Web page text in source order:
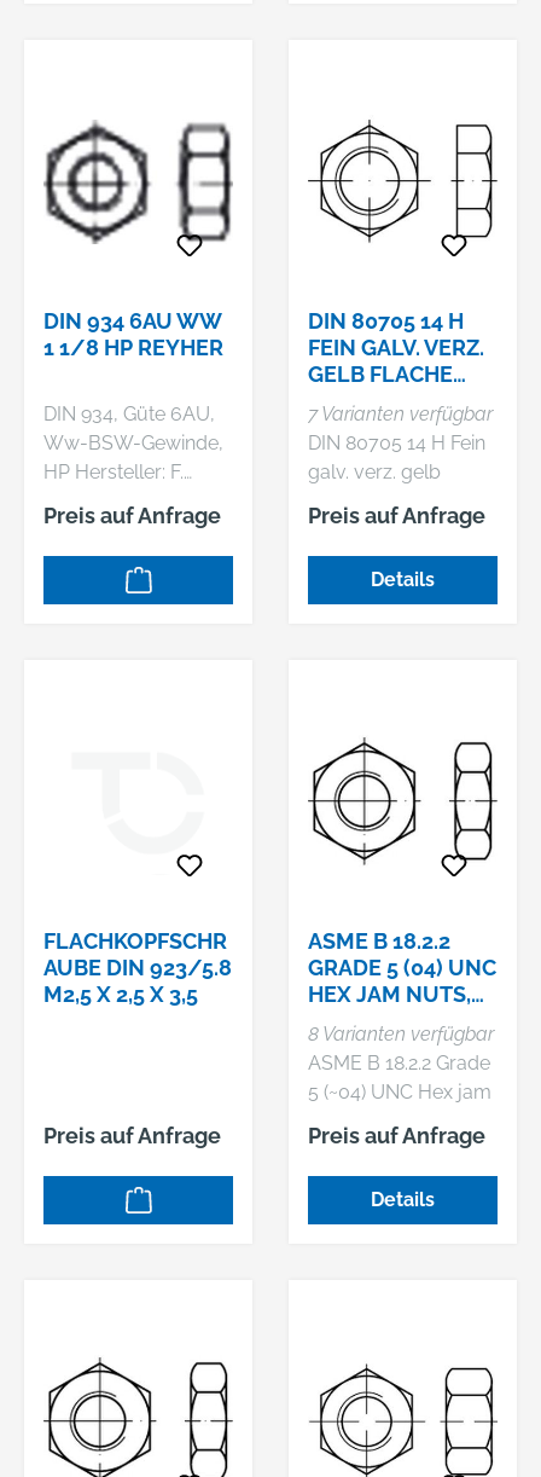
45 VE=S (100 Stück)
nichtmetallischem
Einsatz Abmessung:
M 8 VE=S (100 Stück)
DIN 934 6AU WW
1 1/8 HP REYHER
DIN 934, Güte 6AU,
Ww-BSW-Gewinde,
HP Hersteller: F.
REYHER Nchfg.
GmbH & Co. KG,
Haferweg 1, 22769
Hamburg, DE,
1/8 VE=S (10 Stück)
Preis auf Anfrage
DIN 80705 14 H
FEIN GALV. VERZ.
GELB FLACHE
MUTTERN MIT
KLEINEN SW, MIT
METRISCH
7 Varianten verfügbar
DIN 80705 14 H Fein
galv. verz. gelb
Flache Muttern mit
kleinen SW, mit
metrischem
Feingewinde
Preis auf Anfrage
Details
FLACHKOPFSCHR
AUBE DIN 923/5.8
M2,5 X 2,5 X 3,5
Preis auf Anfrage
ASME B 18.2.2
GRADE 5 (04) UNC
HEX JAM NUTS,
NIEDRIGE
SECHSKANTMU.
MIT UNC-GEWI
8 Varianten verfügbar
ASME B 18.2.2 Grade
5 (~04) UNC Hex jam
nuts, Niedrige
Sechskantmu. mit
UNC-Gewinde
Preis auf Anfrage
Details